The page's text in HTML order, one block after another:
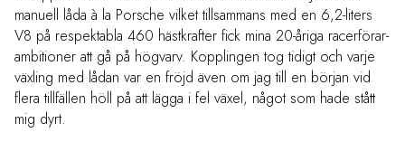
manuell låda à la Porsche vilket tillsammans med en 6,2-liters
V8 på respektabla 460 hästkrafter fick mina 20-åriga racerförar-
ambitioner att gå på högvarv. Kopplingen tog tidigt och varje
växling med lådan var en fröjd även om jag till en början vid
flera tillfällen höll på att lägga i fel växel, något som hade stått
mig dyrt.